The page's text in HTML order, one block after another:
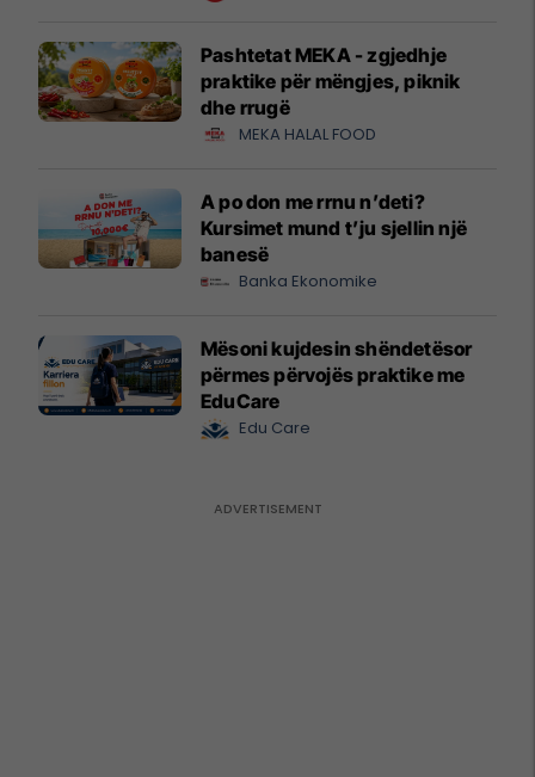
Pashtetat MEKA - zgjedhje
praktike për mëngjes, piknik
dhe rrugë
MEKA HALAL FOOD
A po don me rrnu n’deti?
Kursimet mund t’ju sjellin një
banesë
Banka Ekonomike
Mësoni kujdesin shëndetësor
përmes përvojës praktike me
EduCare
Edu Care